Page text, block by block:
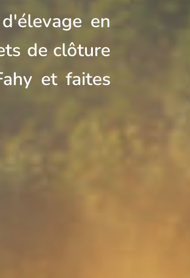
en
de clôture
et faites